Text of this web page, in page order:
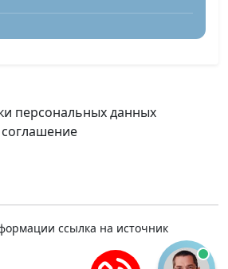
персональных данных
ссылка на источник